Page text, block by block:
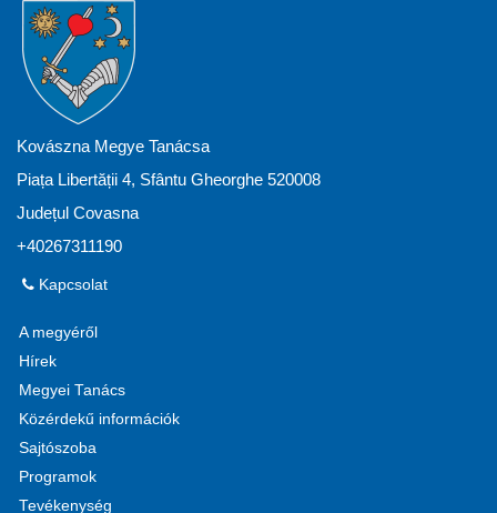
Kovászna Megye Tanácsa
Piața Libertății 4, Sfântu Gheorghe 520008
Județul Covasna
+40267311190
Kapcsolat
A megyéről
Hírek
Megyei Tanács
Közérdekű információk
Sajtószoba
Programok
Tevékenység